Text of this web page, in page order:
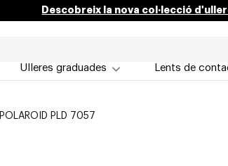
Descobreix la nova col·lecció
Ulleres graduades Lents de
POLAROID PLD 7057